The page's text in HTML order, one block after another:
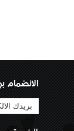
الانضمام